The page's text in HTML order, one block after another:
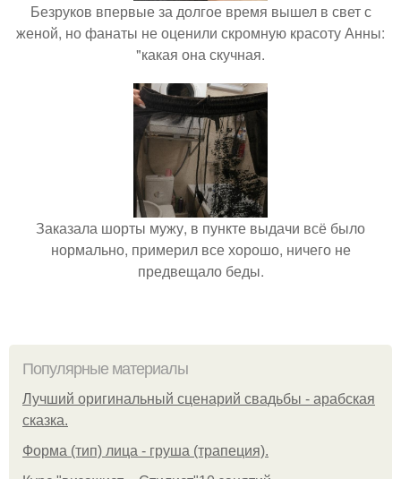
Безруков впервые за долгое время вышел в свет с
женой, но фанаты не оценили скромную красоту Анны:
"какая она скучная.
Заказала шорты мужу, в пункте выдачи всё было
нормально, примерил все хорошо, ничего не
предвещало беды.
Популярные материалы
Лучший оригинальный сценарий свадьбы - арабская
сказка.
Форма (тип) лица - груша (трапеция).